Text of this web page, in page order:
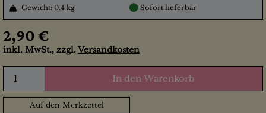
Gewicht: 0.4 kg ● Sofort lieferbar
2,90 €
inkl. MwSt., zzgl. Versandkosten
In den Warenkorb
Auf den Merkzettel